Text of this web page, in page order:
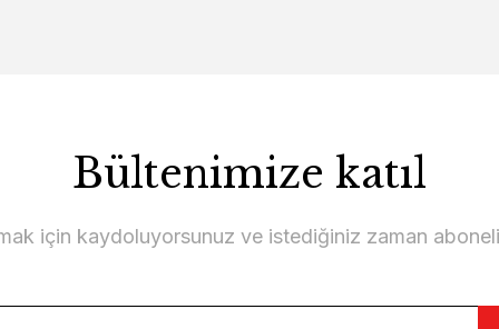
Bültenimize katıl
için kaydoluyorsunuz ve istediğiniz zaman